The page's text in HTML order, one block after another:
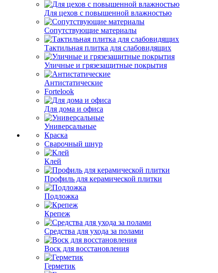
Для цехов с повышенной влажностью
Сопутствующие материалы
Тактильная плитка для слабовидящих
Уличные и грязезащитные покрытия
Антистатические
Fortelook
Для дома и офиса
Универсальные
Краска
Сварочный шнур
Клей
Профиль для керамической плитки
Подложка
Крепеж
Средства для ухода за полами
Воск для восстановления
Герметик